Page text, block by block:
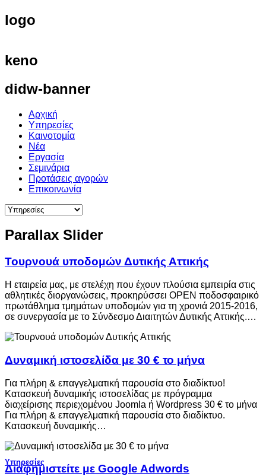
logo
keno
didw-banner
Αρχική
Υπηρεσίες
Καινοτομία
Νέα
Εργασία
Σεμινάρια
Προτάσεις αγορών
Επικοινωνία
Parallax Slider
Τουρνουά υποδομών Δυτικής Αττικής
Η εταιρεία μας, με στελέχη που έχουν πλούσια εμπειρία στις
αθλητικές διοργανώσεις, προκηρύσσει OPEN ποδοσφαιρικό
πρωτάθλημα τμημάτων υποδομών για τη χρονιά 2015-2016,
σε συνεργασία με το Σύνδεσμο Διαιτητών Δυτικής Αττικής.…
Δυναμική ιστοσελίδα με 30 € το μήνα
Για πλήρη & επαγγελματική παρουσία στο διαδίκτυο!
Κατασκευή δυναμικής ιστοσελίδας με πρόγραμμα
διαχείρισης περιεχομένου Joomla ή Wordpress 30 € το μήνα
Για πλήρη & επαγγελματική παρουσία στο διαδίκτυο.
Κατασκευή δυναμικής…
Διαφημιστείτε με Google Adwords
Υπηρεσίες